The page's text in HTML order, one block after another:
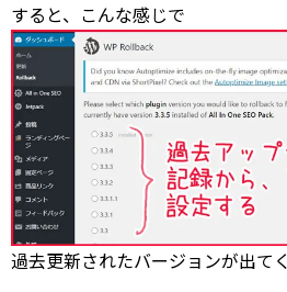
すると、こんな感じで
過去更新されたバージョンが出てく